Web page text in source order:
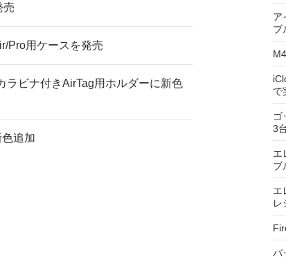
売
Pro用ケースを発売
ビナ付きAirTag用ホルダーに新色
追加
ア
ブ
で
ゴ
3
エ
ブ
エ
レ
バ